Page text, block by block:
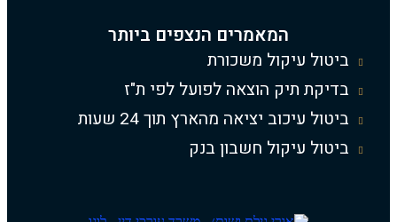
המאמרים הנצפים ביותר
ביטול עיקול משכורת
בדיקת תיק הוצאה לפועל לפי ת"ז
ביטול עיכוב יציאה מהארץ תוך 24 שעות
ביטול עיקול חשבון בנק